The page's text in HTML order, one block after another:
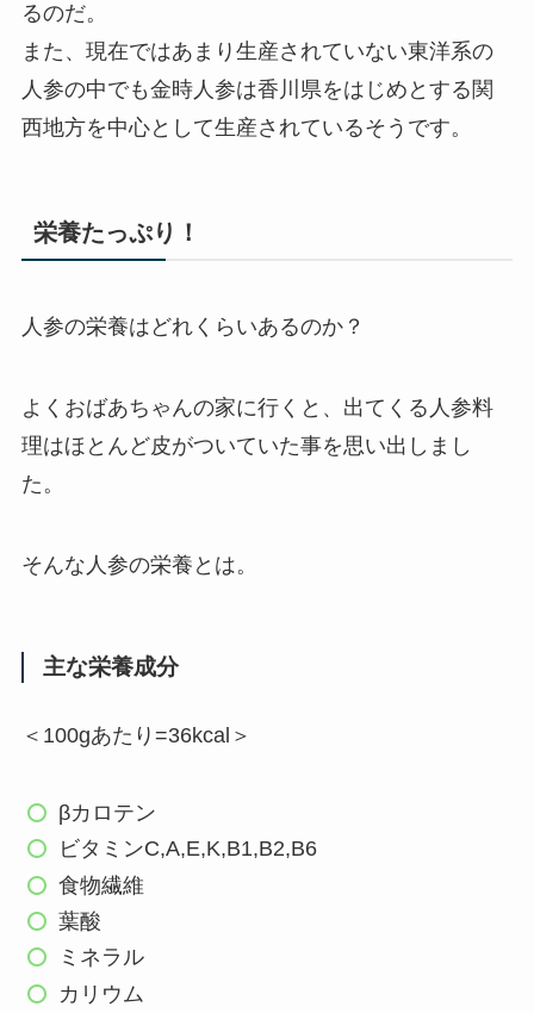
るのだ。
また、現在ではあまり生産されていない東洋系の
人参の中でも金時人参は香川県をはじめとする関
西地方を中心として生産されているそうです。
栄養たっぷり！
人参の栄養はどれくらいあるのか？
よくおばあちゃんの家に行くと、出てくる人参料
理はほとんど皮がついていた事を思い出しまし
た。
そんな人参の栄養とは。
主な栄養成分
＜100gあたり=36kcal＞
βカロテン
ビタミンC,A,E,K,B1,B2,B6
食物繊維
葉酸
ミネラル
カリウム